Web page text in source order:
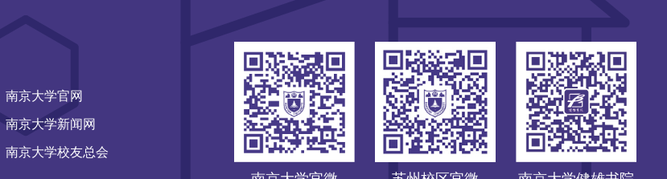
南京大学官网
南京大学新闻网
南京大学校友总会